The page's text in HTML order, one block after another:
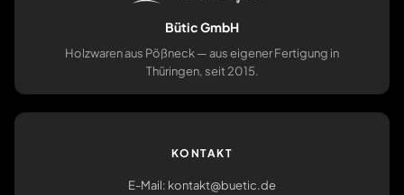
Bütic GmbH
Holzwaren aus Pößneck — aus eigener Fertigung in
Thüringen, seit 2015.
KONTAKT
E-Mail: kontakt@buetic.de